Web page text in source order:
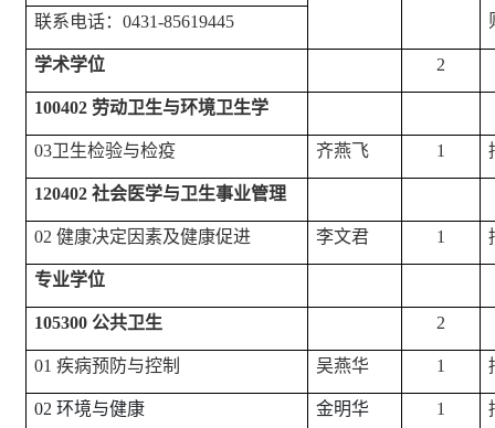
联系电话： 0431-85619445
学术学位 2
100402 劳动卫生与环境卫生学
03卫生检验与检疫 齐燕飞 1
120402 社会医学与卫生事业管理
02 健康决定因素及健康促进 李文君 1
专业学位
105300 公共卫生 2
01 疾病预防与控制 吴燕华 1
02 环境与健康 金明华 1